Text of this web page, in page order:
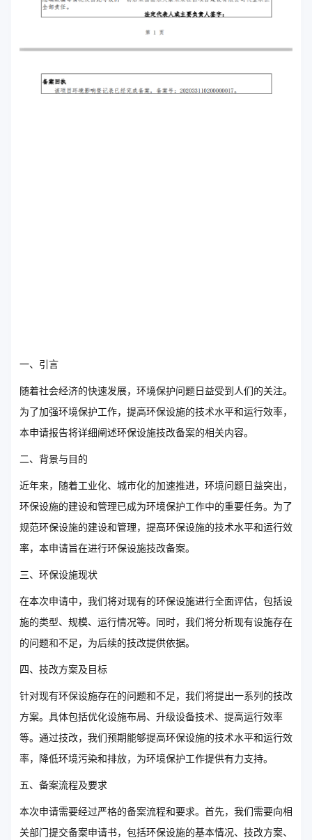
一、引言
随着社会经济的快速发展，环境保护问题日益受到人们的关注。
为了加强环境保护工作，提高环保设施的技术水平和运行效率，
本申请报告将详细阐述环保设施技改备案的相关内容。
二、背景与目的
近年来，随着工业化、城市化的加速推进，环境问题日益突出，
环保设施的建设和管理已成为环境保护工作中的重要任务。为了
规范环保设施的建设和管理，提高环保设施的技术水平和运行效
率，本申请旨在进行环保设施技改备案。
三、环保设施现状
在本次申请中，我们将对现有的环保设施进行全面评估，包括设
施的类型、规模、运行情况等。同时，我们将分析现有设施存在
的问题和不足，为后续的技改提供依据。
四、技改方案及目标
针对现有环保设施存在的问题和不足，我们将提出一系列的技改
方案。具体包括优化设施布局、升级设备技术、提高运行效率
等。通过技改，我们预期能够提高环保设施的技术水平和运行效
率，降低环境污染和排放，为环境保护工作提供有力支持。
五、备案流程及要求
本次申请需要经过严格的备案流程和要求。首先，我们需要向相
关部门提交备案申请书，包括环保设施的基本情况、技改方案、